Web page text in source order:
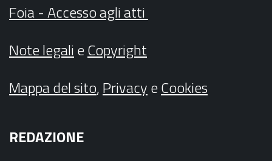
Foia - Accesso agli atti
Note legalieCopyright
Mappa del sito,PrivacyeCookies
REDAZIONE